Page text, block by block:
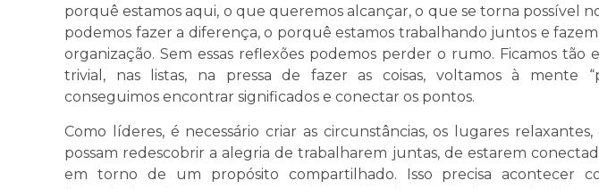
porquê estamos aqui, o que queremos alcançar, o que se torna possível
podemos fazer a diferença, o porquê estamos trabalhando juntos e
organização. Sem essas reflexões podemos perder o rumo. Ficamos tão
trivial, nas listas, na pressa de fazer as coisas, voltamos à mente
conseguimos encontrar significados e conectar os pontos.
Como líderes, é necessário criar as circunstâncias, os lugares relaxantes,
possam redescobrir a alegria de trabalharem juntas, de estarem
em torno de um propósito compartilhado. Isso precisa acontecer